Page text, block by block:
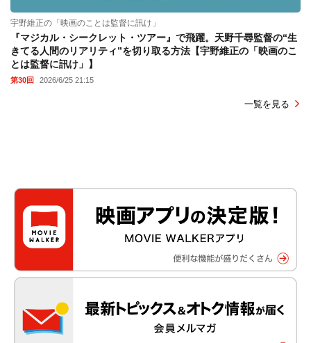
宇野維正の「映画のことは監督に訊け」
『マジカル・シークレット・ツアー』で飛躍。天野千尋監督の“生
きてる人間のリアリティ”を切り取る方法【宇野維正の「映画のこ
とは監督に訊け」】
第30回 2026/6/25 21:15
一覧を見る